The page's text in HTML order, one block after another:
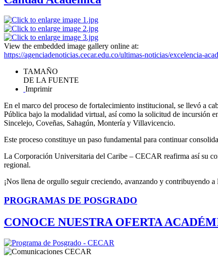
View the embedded image gallery online at:
https://agenciadenoticias.cecar.edu.co/ultimas-noticias/excelencia-
TAMAÑO
DE LA FUENTE
Imprimir
En el marco del proceso de fortalecimiento institucional, se llevó a
Pública bajo la modalidad virtual, así como la solicitud de incursión
Sincelejo, Coveñas, Sahagún, Montería y Villavicencio.
Este proceso constituye un paso fundamental para continuar
La Corporación Universitaria del Caribe – CECAR reafirma así su
regional.
¡Nos llena de orgullo seguir creciendo, avanzando y contribuyendo
PROGRAMAS DE POSGRADO
CONOCE NUESTRA OFERTA